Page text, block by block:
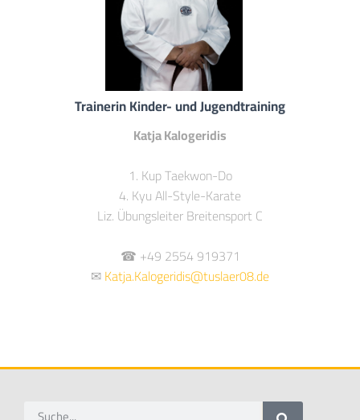
Trainerin Kinder- und Jugendtraining
Katja Kalogeridis
1. Kup Taekwon-Do
4. Kyu All-Style-Karate
Liz. Übungsleiter Breitensport C
☎ +49 2554 919371
✉Katja.Kalogeridis@tuslaer08.de